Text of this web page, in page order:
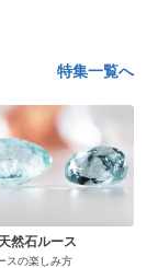
特集一覧へ
然石ルース
スの楽しみ方